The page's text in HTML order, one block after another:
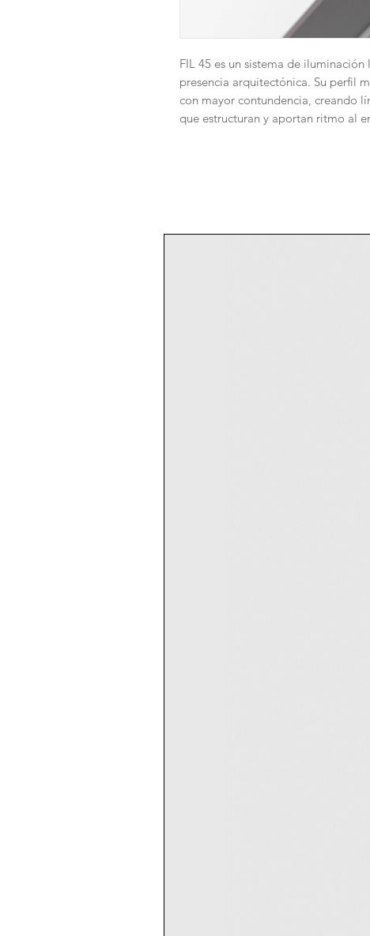
FIL 45 es un sistema de
presencia arquitectónica. Su perfil
con mayor contundencia, creando
que estructuran y aportan ritmo al